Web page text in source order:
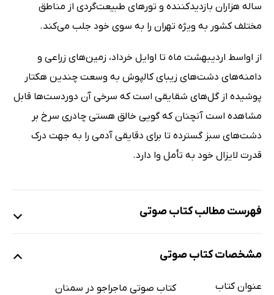
ساله هزاران بازدیدکننده و تورهای طبیعت‌گردی از مناطق
مختلف کشور به ویژه تهران را به سوی خود جلب می‌کند.
از اواسط اردیبهشت ماه تا اوایل خرداد، زمین‌های زراعی و
دامنه‌های دشت‌های زیبای کالپوش به وسعت چندین هکتار
پوشیده از گل‌های شقایقی است که سرخی آن دوردست‌ها قابل
مشاهده است آنچنان که گویی خالق هستی چادری سرخ بر
دشت‌های سبز گسترده تا برای دقایقی آدمی را به جهت درک
قدرت لایزال خود به تأمل وا دارد.
فهرست مطالب کتاب صوتی
نمونه
قسمت اول
مشخصات کتاب صوتی
عنوان کتاب کتاب صوتی ماجراجو در سمنان